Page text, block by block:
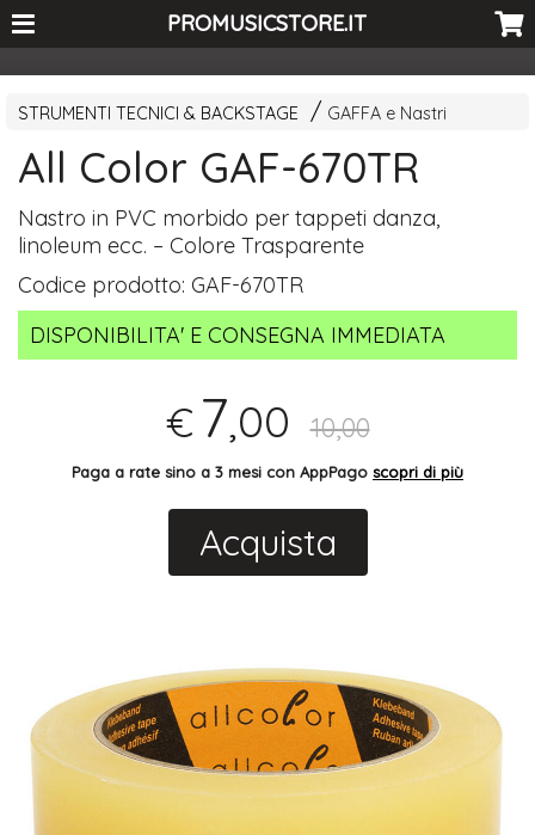
<-- Curio's GSC -->PROMUSICSTORE.IT
STRUMENTI TECNICI & BACKSTAGE GAFFA e Nastri
All Color GAF-670TR
Nastro in PVC morbido per tappeti danza,
linoleum ecc. – Colore Trasparente
Codice prodotto: GAF-670TR
DISPONIBILITA' E CONSEGNA IMMEDIATA
€ 7,00 10,00
Paga a rate sino a 3 mesi con AppPago scopri di più
Acquista